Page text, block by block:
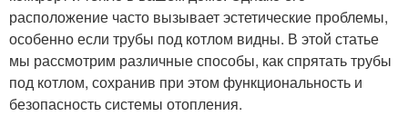
расположение часто вызывает эстетические проблемы,
особенно если трубы под котлом видны. В этой статье
мы рассмотрим различные способы, как спрятать трубы
под котлом, сохранив при этом функциональность и
безопасность системы отопления.